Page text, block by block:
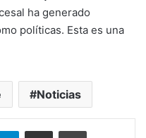
ha generado
políticas. Esta es una
Noticias
TelegramEnviar vía email Imprimir